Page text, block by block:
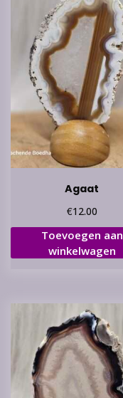
Agaat
€12.00
Toevoegen aan
winkelwagen